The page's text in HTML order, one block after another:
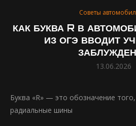
Советы
КАК БУКВА R В
ИЗ ОГЭ ВВОДИТ
13.06.2026
Буква «R» — это обозначение
радиальные шины